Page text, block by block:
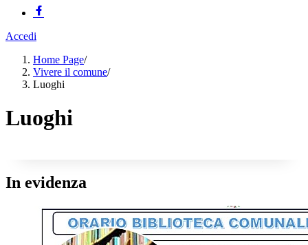
Accedi
Home Page/
Vivere il comune/
Luoghi
Luoghi
In evidenza